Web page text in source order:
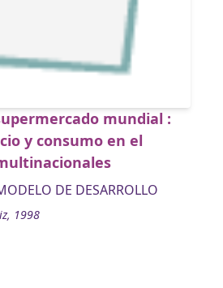
mundial :
y consumo en el
DE DESARROLLO
1998